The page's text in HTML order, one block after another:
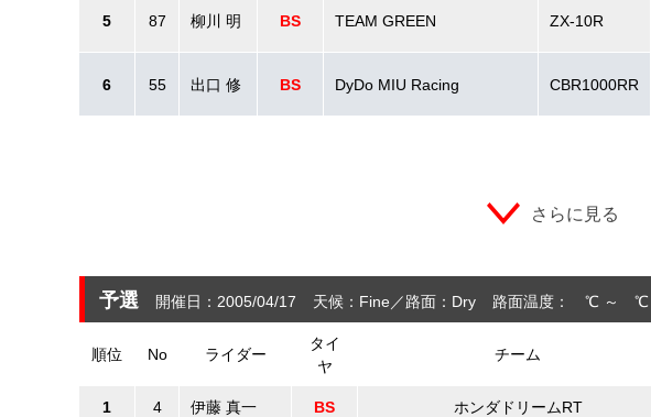
5 87 柳川 明 BS TEAM GREEN ZX-10R
6 55 出口 修 BS DyDo MIU Racing CBR1000RR
さらに見る
予選 開催日：2005/04/17 天候：Fine 路面：Dry 路面温度： ℃ ～ ℃
順位 No ライダー
タイ
ヤ
チーム
1 4 伊藤 真一 BS ホンダドリームRT